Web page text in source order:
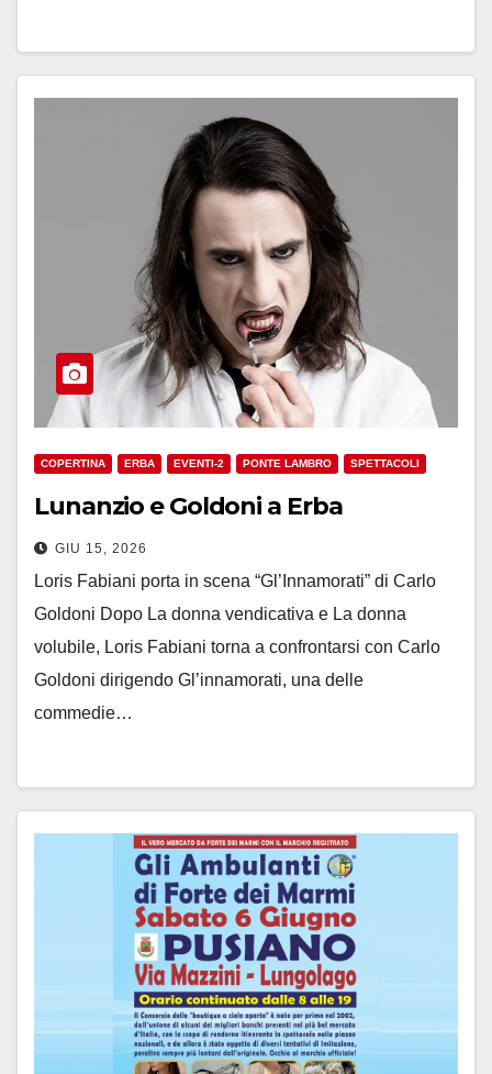
COPERTINA ERBA EVENTI-2 PONTE LAMBRO SPETTACOLI
Lunanzio e Goldoni a Erba
GIU 15, 2026
Loris Fabiani porta in scena “Gl’Innamorati” di Carlo
Goldoni Dopo La donna vendicativa e La donna
volubile, Loris Fabiani torna a confrontarsi con Carlo
Goldoni dirigendo Gl’innamorati, una delle
commedie…